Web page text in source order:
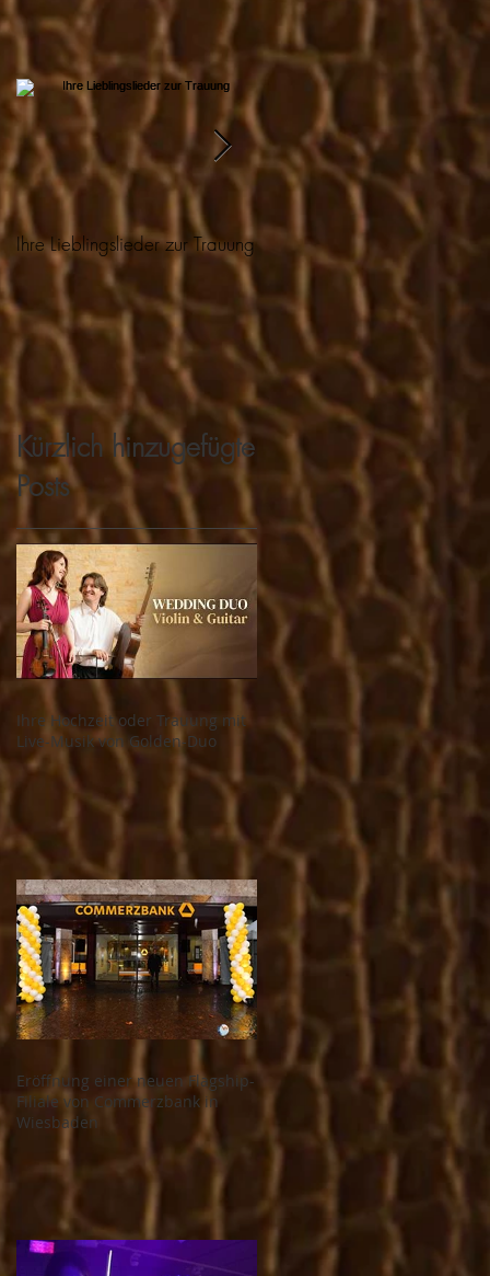
Ihre Lieblingslieder zur TrauungRomantischer Heiratsantrag
Kürzlich hinzugefügte
Posts
Ihre Hochzeit oder Trauung mit
Live-Musik von Golden-Duo
Eröffnung einer neuen Flagship-
Filiale von Commerzbank in
Wiesbaden